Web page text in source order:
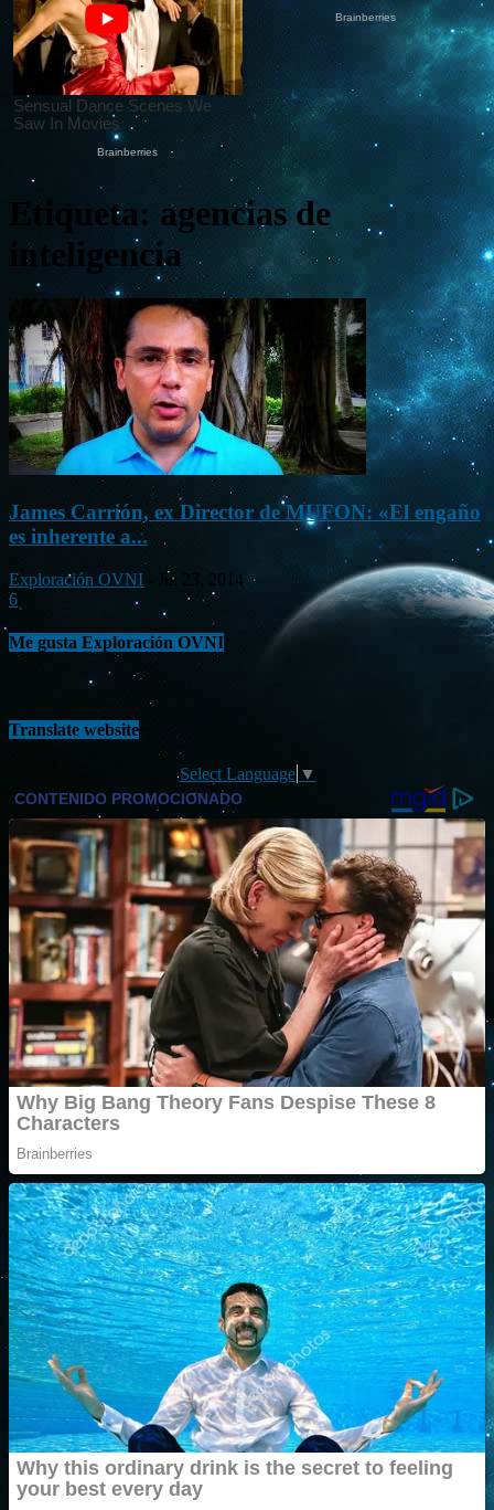
Etiqueta: agencias de
inteligencia
James Carrión, ex Director de MUFON: «El engaño
es inherente a...
Exploración OVNI
Jul 23, 2014
6
Me gusta Exploración OVNI
Translate website
Select Language ▼